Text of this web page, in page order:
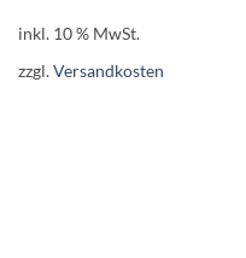
inkl. 10 % MwSt.
zzgl.Versandkosten